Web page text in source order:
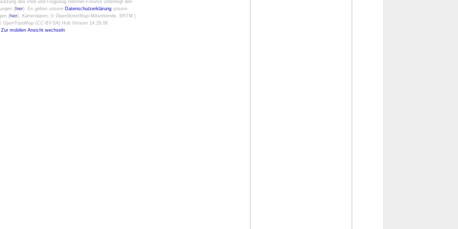
des Pilot und Flugzeug Internet-Forums unterliegt den
(hier). Es gelten unsere Datenschutzerklärung unsere
(hier). Kartendaten: © OpenStreetMap-Mitwirkende, SRTM |
OpenTopoMap (CC-BY-SA) Hub Version 14.29.06
Zur mobilen Ansicht wechseln